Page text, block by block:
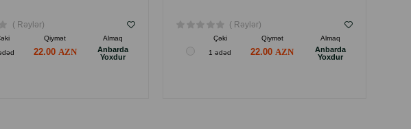
( Rəylər)
Qiymət
Almaq
22.00
Anbarda
Yoxdur
( Rəylər)
Çəki Qiymət
Almaq
1 ədəd
22.00
Anbarda
Yoxdur